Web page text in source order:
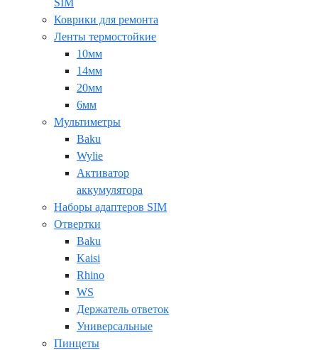
SIM
Коврики для ремонта
Ленты термостойкие
10мм
14мм
20мм
6мм
Мультиметры
Baku
Wylie
Активатор
аккумулятора
Наборы адаптеров SIM
Отвертки
Baku
Kaisi
Rhino
WS
Держатель ответок
Универсальные
Пинцеты